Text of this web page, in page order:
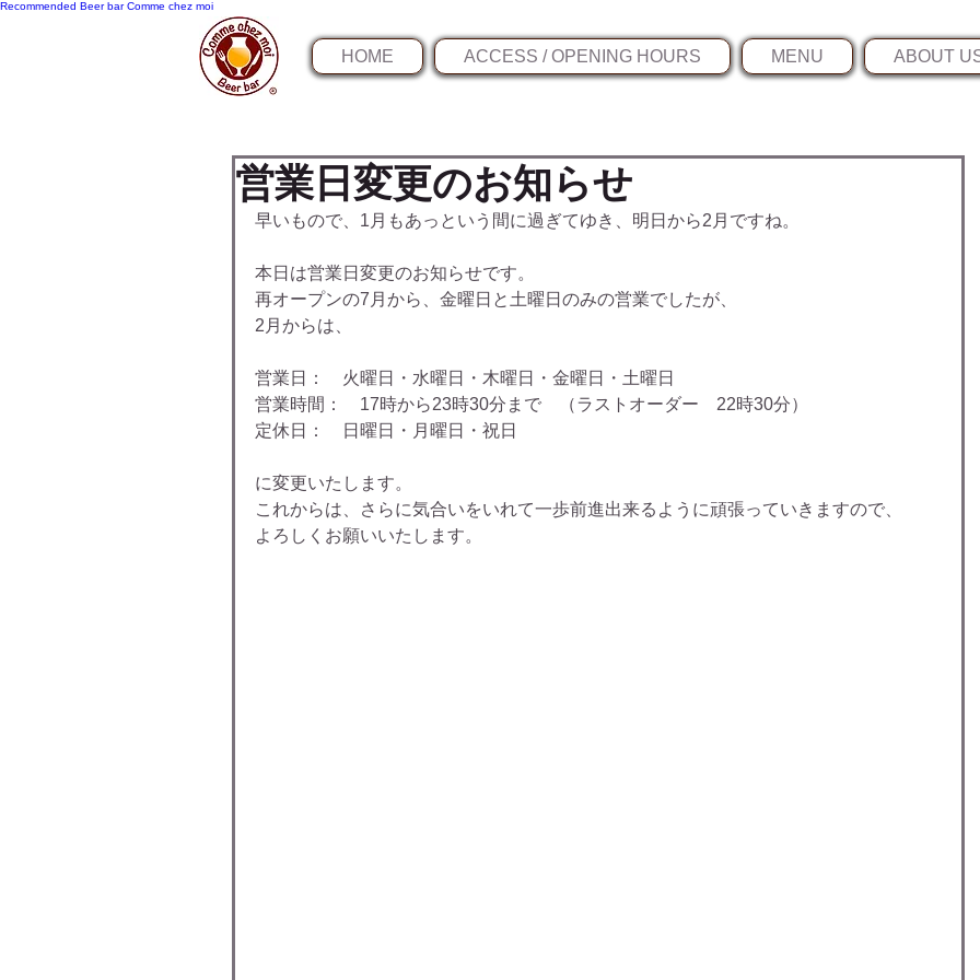
Recommended Beer bar Comme chez moi
HOME ACCESS / OPENING HOURS MENU ABOUT
営業日変更のお知らせ
早いもので、1月もあっという間に過ぎてゆき、明日から2月ですね。
本日は営業日変更のお知らせです。
再オープンの7月から、金曜日と土曜日のみの営業でしたが、
2月からは、
営業日：　火曜日・水曜日・木曜日・金曜日・土曜日
営業時間：　17時から23時30分まで　（ラストオーダー　22時30分）
定休日：　日曜日・月曜日・祝日
に変更いたします。
これからは、さらに気合いをいれて一歩前進出来るように頑張っていきますので、
よろしくお願いいたします。